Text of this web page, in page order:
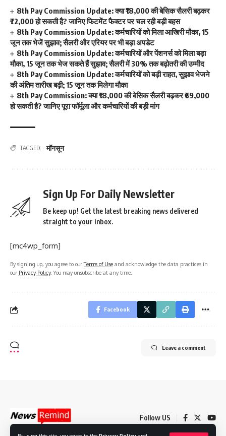
8th Pay Commission Update: क्या ₹18,000 की बेसिक सैलरी बढ़कर
₹72,000 हो सकती है? जानिए फिटमेंट फैक्टर पर चल रही बड़ी बहस
8th Pay Commission Update: कर्मचारियों को मिला आखिरी मौका, 15
जून तक भेजें सुझाव; सैलरी और एरियर पर भी बड़ा अपडेट
8th Pay Commission Update: कर्मचारियों और पेंशनर्स को मिला बड़ा
मौका, 15 जून तक भेज सकते हैं सुझाव; सैलरी में 30% तक बढ़ोतरी की उम्मीद
8th Pay Commission Update: कर्मचारियों को बड़ी राहत, सुझाव भेजने
की अंतिम तारीख बढ़ी; 15 जून तक मिलेगा मौका
8th Pay Commission: क्या ₹18,000 की बेसिक सैलरी बढ़कर ₹69,000
हो सकती है? जानिए पूरा फॉर्मूला और कर्मचारियों की बड़ी मांग
TAGGED: मॉनसून
Sign Up For Daily Newsletter
Be keep up! Get the latest breaking news delivered
straight to your inbox.
[mc4wp_form]
By signing up, you agree to ourTerms of Use and acknowledge the data practices in
our Privacy Policy. You may unsubscribe at any time.
Facebook
Leave a comment
Follow US